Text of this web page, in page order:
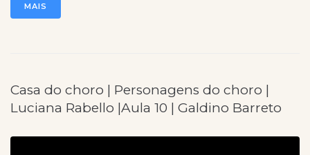
MAIS
Casa do choro | Personagens do choro |
Luciana Rabello |Aula 10 | Galdino Barreto